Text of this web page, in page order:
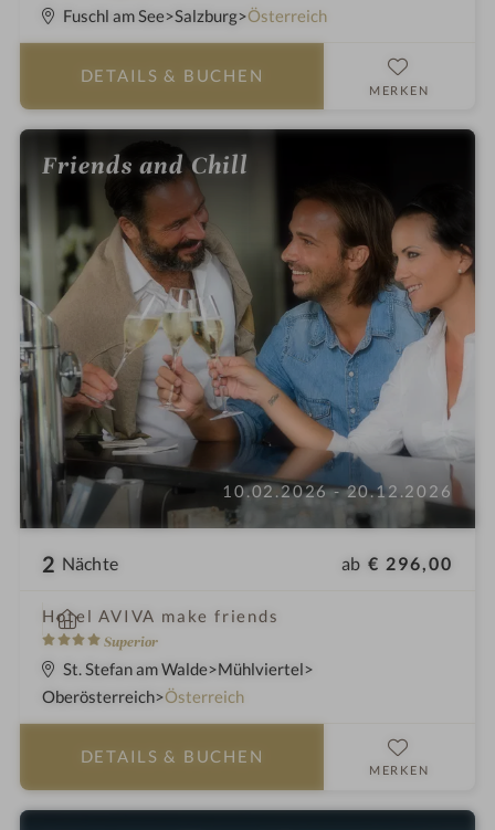
S
t
n
Fuschl am See Salzburg Österreich
DETAILS & BUCHEN
MERKEN
Friends and Chill
10.02.2026 - 20.12.2026
2 Nächte ab € 296,00
Hotel AVIVA make friends
4
S
t
e
Superior
i
n
St. Stefan am Walde Mühlviertel
Oberösterreich Österreich
DETAILS & BUCHEN
MERKEN